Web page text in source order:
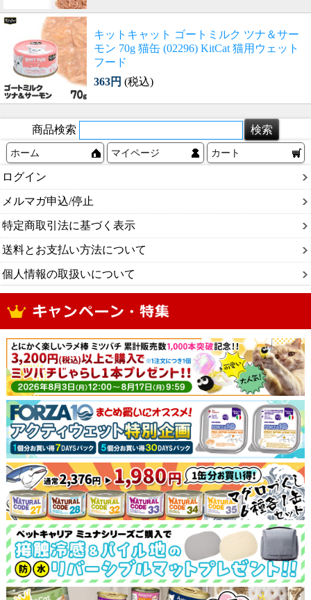
キットキャット ゴートミルク ツナ＆サー
モン 70g 猫缶 (02296) KitCat 猫用ウェット
フード
363円 (税込)
商品検索
ホーム マイページ カート
ログイン
メルマガ申込/停止
特定商取引法に基づく表示
送料とお支払い方法について
個人情報の取扱いについて